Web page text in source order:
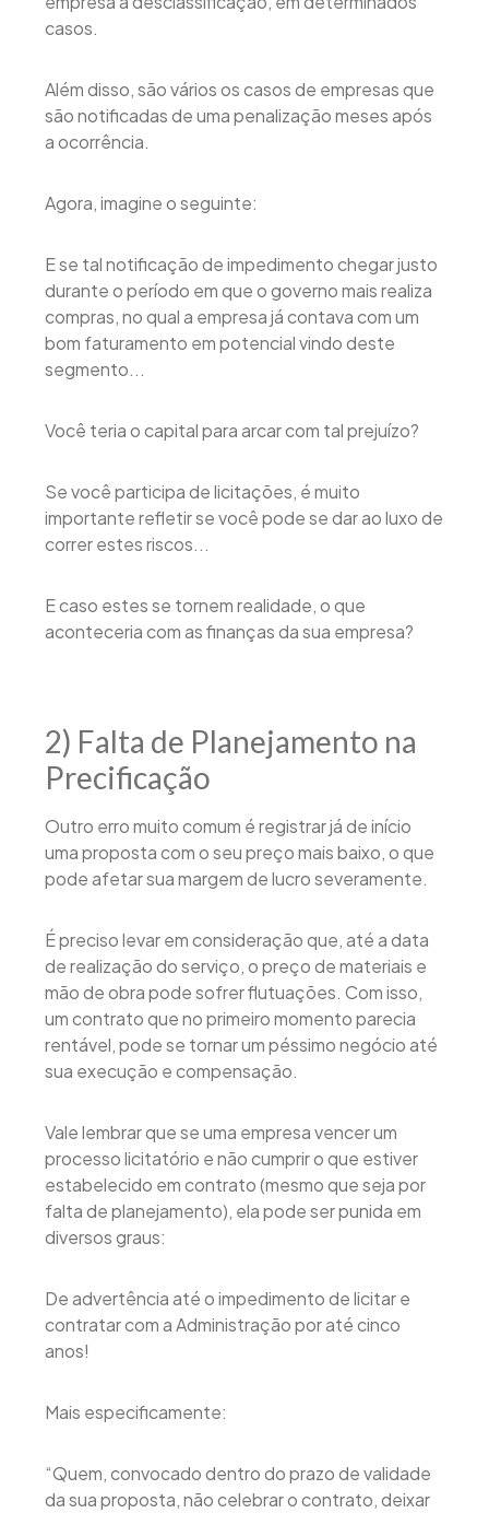
casos.
Além disso, são vários os casos de empresas que
são notificadas de uma penalização meses após
a ocorrência.
Agora, imagine o seguinte:
E se tal notificação de impedimento chegar justo
durante o período em que o governo mais realiza
compras, no qual a empresa já contava com um
bom faturamento em potencial vindo deste
segmento...
Você teria o capital para arcar com tal prejuízo?
Se você participa de licitações, é muito
importante refletir se você pode se dar ao luxo de
correr estes riscos...
E caso estes se tornem realidade, o que
aconteceria com as finanças da sua empresa?
2) Falta de Planejamento na
Precificação
Outro erro muito comum é registrar já de início
uma proposta com o seu preço mais baixo, o que
pode afetar sua margem de lucro severamente.
É preciso levar em consideração que, até a data
de realização do serviço, o preço de materiais e
mão de obra pode sofrer flutuações. Com isso,
um contrato que no primeiro momento parecia
rentável, pode se tornar um péssimo negócio até
sua execução e compensação.
Vale lembrar que se uma empresa vencer um
processo licitatório e não cumprir o que estiver
estabelecido em contrato (mesmo que seja por
falta de planejamento), ela pode ser punida em
diversos graus:
De advertência até o impedimento de licitar e
contratar com a Administração por até cinco
anos!
Mais especificamente:
“Quem, convocado dentro do prazo de validade
da sua proposta, não celebrar o contrato, deixar